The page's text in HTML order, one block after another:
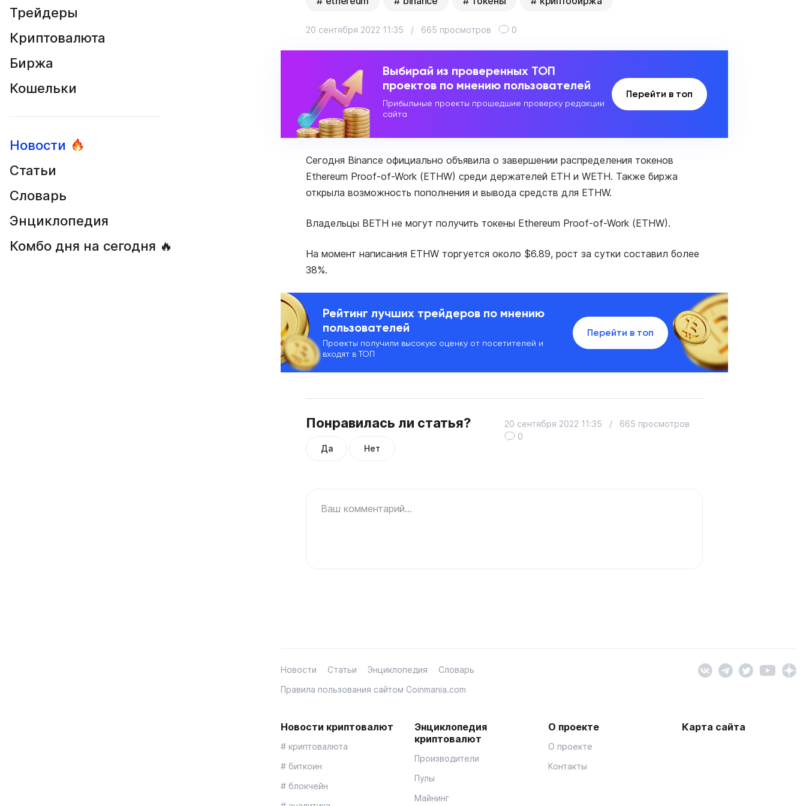
Трейдеры
Криптовалюта
Биржа
Кошельки
Новости
Статьи
Словарь
Энциклопедия
Комбо дня на сегодня 🔥
20 сентября 2022 11:35 / 665 просмотров 0
Выбирай из проверенных ТОП
проектов по мнению пользователей
Прибыльные проекты прошедшие проверку редакции
сайта
Перейти в топ
Сегодня Binance официально объявила о завершении распределения токенов
Ethereum Proof-of-Work (ETHW) среди держателей ETH и WETH. Также биржа
открыла возможность пополнения и вывода средств для ETHW.
Владельцы BETH не могут получить токены Ethereum Proof-of-Work (ETHW).
На момент написания ETHW торгуется около $6.89, рост за сутки составил более
38%.
Рейтинг лучших трейдеров по мнению
пользователей
Проекты получили высокую оценку от посетителей и
входят в ТОП
Перейти в топ
Понравилась ли статья?
Да Нет
20 сентября 2022 11:35 /
665 просмотров
0
Ваш комментарий...
Новости Статьи Энциклопедия
Словарь
Правила пользования сайтом Coinmania.com
Новости криптовалют
# криптовалюта
# биткоин
# блокчейн
Энциклопедия
криптовалют
Производители
Пулы
Майнинг
О проекте
О проекте
Контакты
Карта сайта